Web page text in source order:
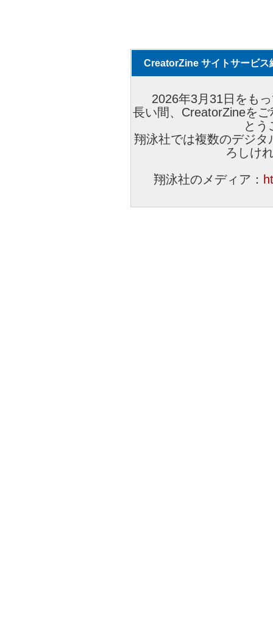
CreatorZine サイトサービス
2026年3月31日をも
長い間、CreatorZineを
とう
翔泳社では複数のデジ
ろしけ
翔泳社のメディア：